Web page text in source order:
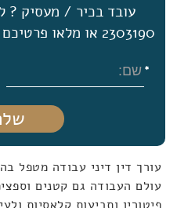
2303190 או מלאו פרטיכם וניצור עמכם קשר בהקדם:
עורך דין דיני עבודה מטפל
עולם העבודה גם קטנים